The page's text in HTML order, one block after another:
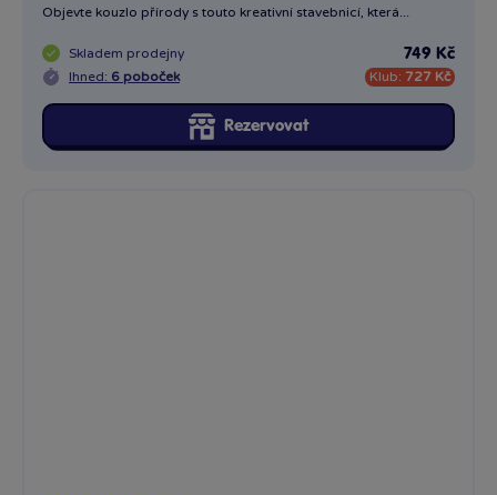
Objevte kouzlo přírody s touto kreativní stavebnicí, která...
Skladem prodejny
Ihned: 6 poboček
749 Kč
Klub: 727 Kč
Rezervovat